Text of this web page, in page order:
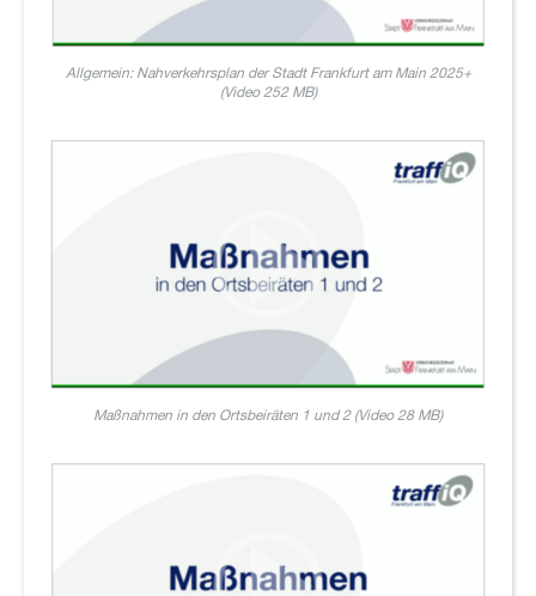
Allgemein: Nahverkehrsplan der Stadt Frankfurt am Main 2025+
(Video 252 MB)
Maßnahmen in den Ortsbeiräten 1 und 2 (Video 28 MB)